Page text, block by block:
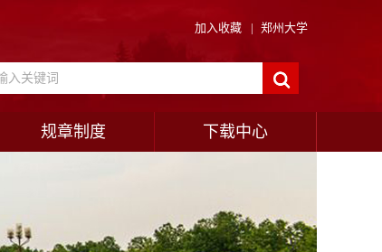
加入收藏 | 郑州大学
规章制度 下载中心